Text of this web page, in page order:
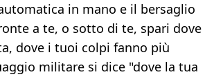
in mano e il bersaglio
a te, o sotto di te, spari dove
dove i tuoi colpi fanno più
militare si dice "dove la tua